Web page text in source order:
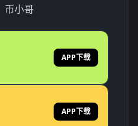
币小哥
APP下载
APP下载